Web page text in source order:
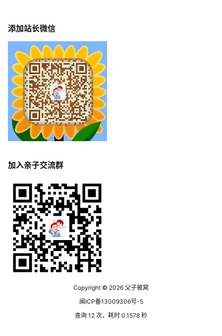
添加站长微信
加入亲子交流群
Copyright © 2026 父子被窝
闽ICP备13009306号-5
查询 12 次，耗时 0.1578 秒